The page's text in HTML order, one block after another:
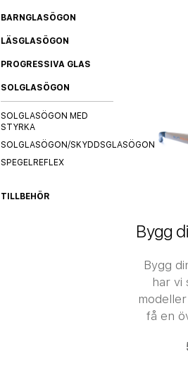
BARNGLASÖGON
LÄSGLASÖGON
PROGRESSIVA GLAS
SOLGLASÖGON
SOLGLASÖGON MED
STYRKA
SOLGLASÖGON/SKYDDSGLASÖGON
SPEGELREFLEX
TILLBEHÖR
Bygg
Bygg
har vi
få en